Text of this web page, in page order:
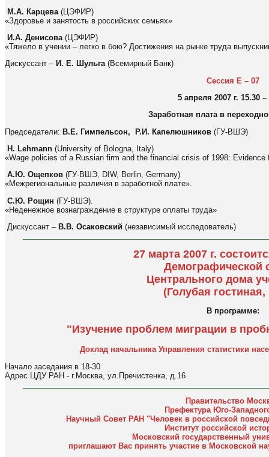
М.А. Карцева (ЦЭФИР)
«Здоровье и занятость в российских семьях»
И.А. Денисова(ЦЭФИР)
«Тяжело в учении – легко в бою? Достижения на рынке труда
Дискуссант – И. Е. Шульга (Всемирный Банк)
Сессия E – 07
5 апреля 2007 г. 15.30 –
Заработная плата в
Председатели: В.Е. Гимпельсон, Р.И. Капелюшников (ГУ-ВШЭ)
H. Lehmann (University of Bologna, Italy)
«Wage policies of a Russian firm and the financial crisis of 1998: Evidence
А.Ю. Ощепков (ГУ-ВШЭ, DIW, Berlin, Germany)
«Межрегиональные различия в заработной плате».
С.Ю. Рощин (ГУ-ВШЭ).
«Неденежное вознаграждение в структуре оплаты труда»
Дискуссант – В.В. Осаковский (независимый исследователь)
27 марта 2007 г.
Демографической
Центрального дома
(Голубая гостиная,
В программе:
"Изучение проблем миграции в
Доклад начальника Управления статистики
Начало заседания в 18-30.
Адрес ЦДУ РАН - г.Москва, ул.Пречистенка, д.16
Правительство
Префектура Юго-
Научный Совет РАН "Человек в российской
Институт российской
Московский государственный
приглашают Вас принять участие в Московской